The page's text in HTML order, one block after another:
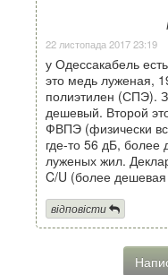
22 листопада 2017 23:19
у Одессакабель
это медь луженая,
полиэтилен (СПЭ).
дешевый. Второй
ФВПЭ (физически
где-то 56 дБ, более
луженых жил.
C/U (более дешевая
відповісти